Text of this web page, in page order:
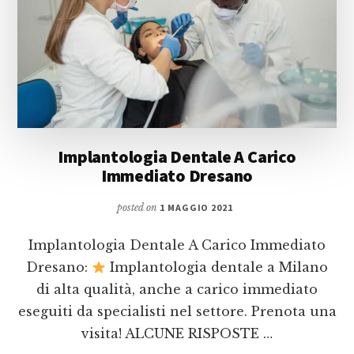
Implantologia Dentale A Carico
Immediato Dresano
posted on 1 MAGGIO 2021
Implantologia Dentale A Carico Immediato
Dresano:
Implantologia dentale a Milano
di alta qualità, anche a carico immediato
eseguiti da specialisti nel settore. Prenota una
visita! ALCUNE RISPOSTE …